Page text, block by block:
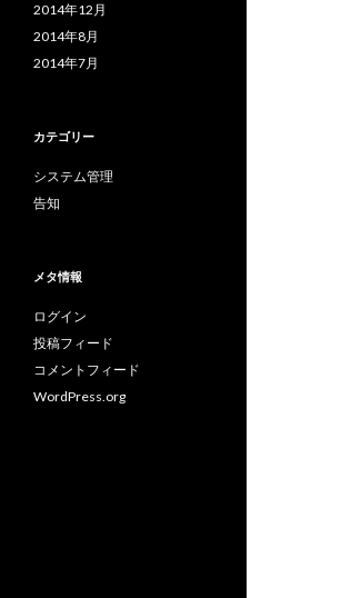
2014年12月
2014年8月
2014年7月
カテゴリー
システム管理
告知
メタ情報
ログイン
投稿フィード
コメントフィード
WordPress.org